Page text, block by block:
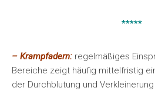
*****
– Krampfadern: regelmäßiges
Bereiche zeigt häufig mittelfristig
der Durchblutung und